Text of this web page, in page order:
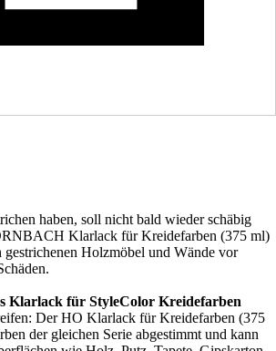
haben, soll nicht bald wieder schäbig
Klarlack für Kreidefarben (375 ml)
gestrichenen Holzmöbel und Wände vor
Klarlack für StyleColor Kreidefarben
Der HO Klarlack für Kreidefarben (375
der gleichen Serie abgestimmt und kann